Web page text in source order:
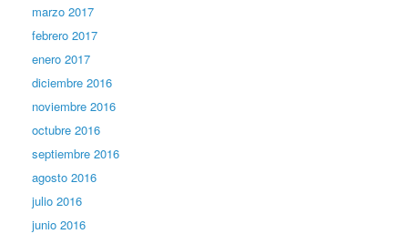
marzo 2017
febrero 2017
enero 2017
diciembre 2016
noviembre 2016
octubre 2016
septiembre 2016
agosto 2016
julio 2016
junio 2016